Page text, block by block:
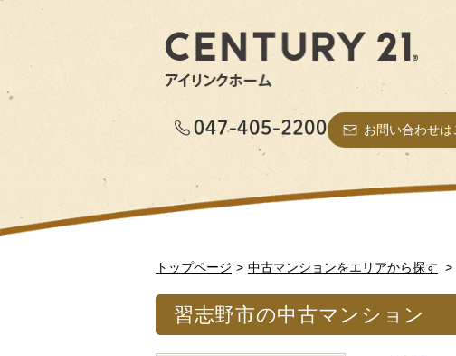
お問い合わせは
トップページ 中古マンションをエリアから探す
習志野市の中古マンション